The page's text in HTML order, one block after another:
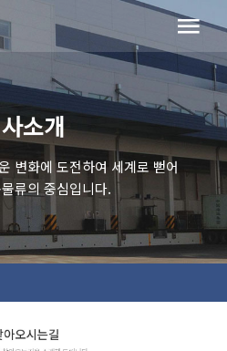
소개
변화에 도전하여 세계로 뻗어
류의 중심입니다.